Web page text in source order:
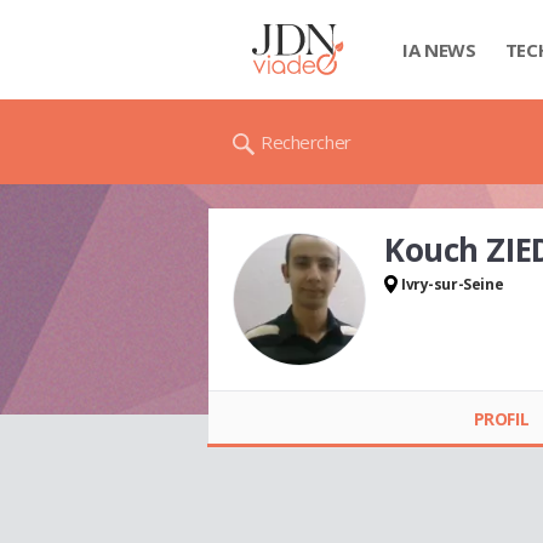
IA NEWS
Rechercher
Kouch
Ivry-sur-Seine
PROFIL